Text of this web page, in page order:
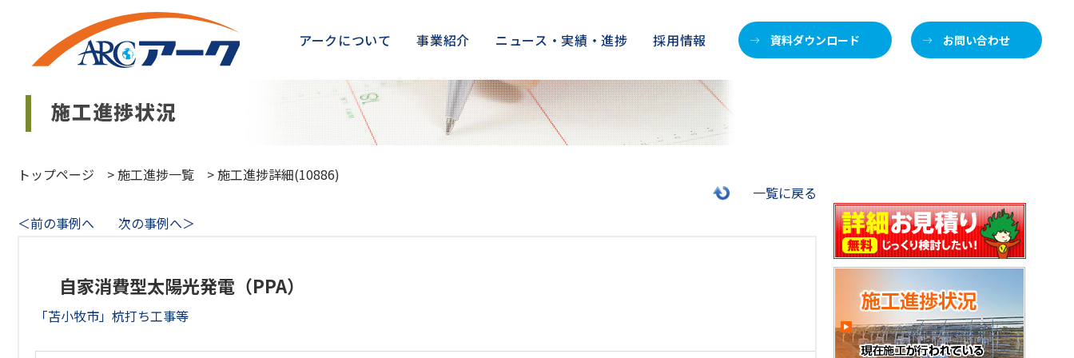
アークについて 事業紹介 ニュース・実績・進捗 採用情報 資料ダウンロード お問い合わせ
トップページ >施工進捗一覧 >施工進捗詳細(10886)
一覧に戻る
＜前の事例へ
次の事例へ＞
自家消費型太陽光発電（PPA）
「苫小牧市」杭打ち工事等